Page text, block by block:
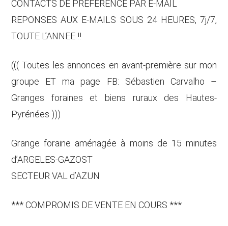
CONTACTS DE PREFERENCE PAR E-MAIL
REPONSES AUX E-MAILS SOUS 24 HEURES, 7j/7,
TOUTE L’ANNEE !!
((( Toutes les annonces en avant-première sur mon
groupe ET ma page FB: Sébastien Carvalho –
Granges foraines et biens ruraux des Hautes-
Pyrénées )))
Grange foraine aménagée à moins de 15 minutes
d’ARGELES-GAZOST
SECTEUR VAL d’AZUN
*** COMPROMIS DE VENTE EN COURS ***